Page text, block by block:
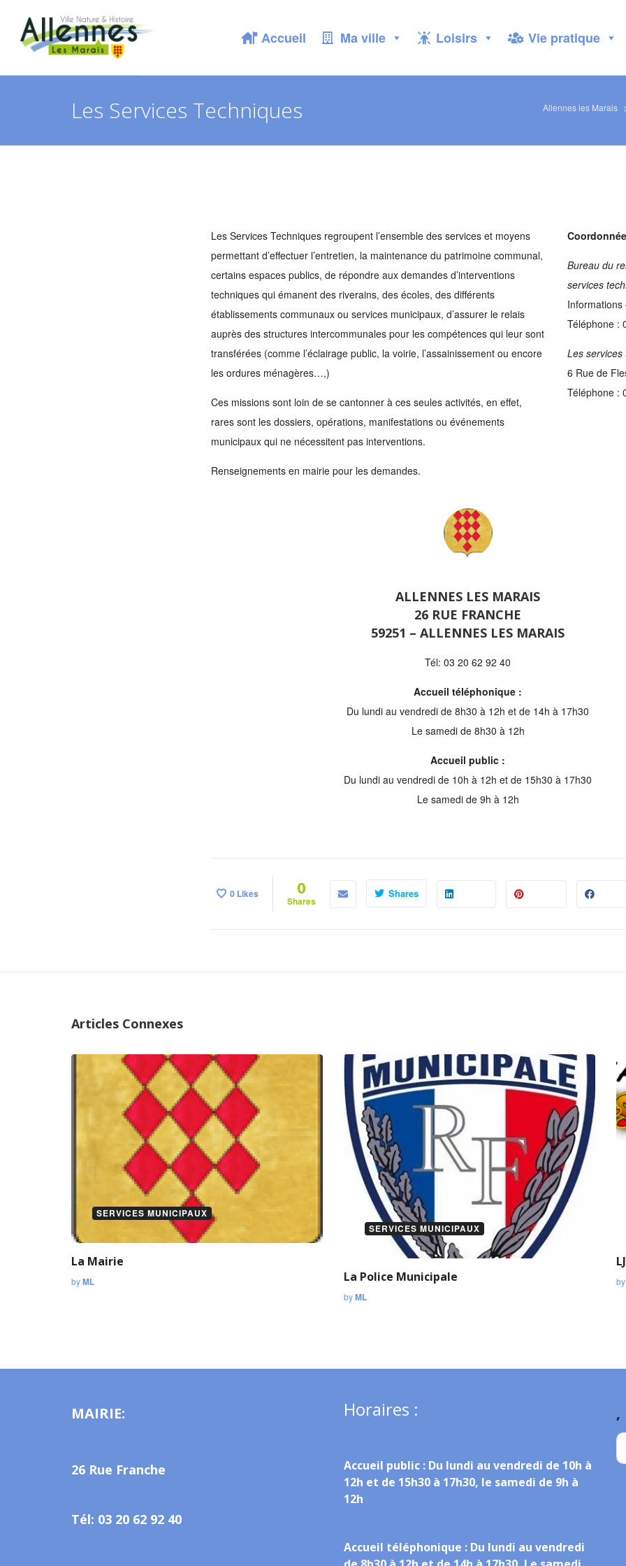
Accueil Ma ville Loisirs Vie pratique
Les Services Techniques Allennes les Marais
Les Services Techniques regroupent l’ensemble des services et moyens
permettant d’effectuer l’entretien, la maintenance du patrimoine communal,
certains espaces publics, de répondre aux demandes d’interventions
techniques qui émanent des riverains, des écoles, des différents
établissements communaux ou services municipaux, d’assurer le relais
auprès des structures intercommunales pour les compétences qui leur sont
transférées (comme l’éclairage public, la voirie, l’assainissement ou encore
les ordures ménagères…,)
Ces missions sont loin de se cantonner à ces seules activités, en effet,
rares sont les dossiers, opérations, manifestations ou événements
municipaux qui ne nécessitent pas interventions.
Renseignements en mairie pour les demandes.
Bureau du
services
Informations
Téléphone :
Les
6 Rue de
Téléphone :
ALLENNES LES MARAIS
26 RUE FRANCHE
59251 – ALLENNES LES MARAIS
Tél: 03 20 62 92 40
Accueil téléphonique :
Du lundi au vendredi de 8h30 à 12h et de 14h à 17h30
Le samedi de 8h30 à 12h
Accueil public :
Du lundi au vendredi de 10h à 12h et de 15h30 à 17h30
Le samedi de 9h à 12h
0 Likes 0
Shares
Shares
Articles Connexes
SERVICES MUNICIPAUX
La Mairie
byML
SERVICES MUNICIPAUX
La Police Municipale
byML
by
MAIRIE:
26 Rue Franche
Tél: 03 20 62 92 40
Horaires :
Accueil public : Du lundi au vendredi de 10h à
12h et de 15h30 à 17h30, le samedi de 9h à
12h
Accueil téléphonique : Du lundi au vendredi
,